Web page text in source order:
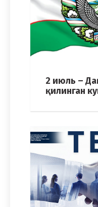
2 июль –
қилинган